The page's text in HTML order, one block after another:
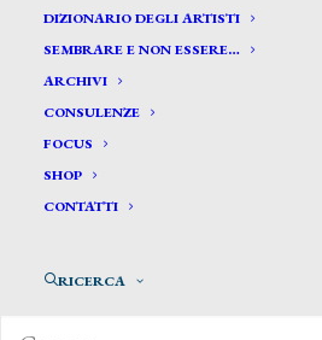
DIZIONARIO DEGLI ARTISTI
SEMBRARE E NON ESSERE…
ARCHIVI
CONSULENZE
FOCUS
SHOP
CONTATTI
RICERCA
Blanc